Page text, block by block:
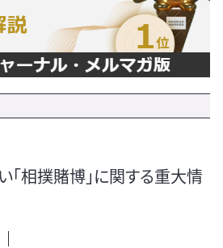
「相撲賭博」に関する重大情